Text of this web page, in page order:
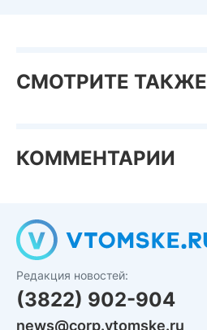
СМОТРИТЕ ТАКЖЕ
КОММЕНТАРИИ
Редакция новостей:
(3822) 902-904
news@corp.vtomske.ru